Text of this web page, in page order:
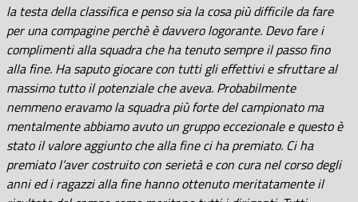
la testa della classifica e penso sia la cosa più difficile da fare
per una compagine perchè è davvero logorante. Devo fare i
complimenti alla squadra che ha tenuto sempre il passo fino
alla fine. Ha saputo giocare con tutti gli effettivi e sfruttare al
massimo tutto il potenziale che aveva. Probabilmente
nemmeno eravamo la squadra più forte del campionato ma
mentalmente abbiamo avuto un gruppo eccezionale e questo è
stato il valore aggiunto che alla fine ci ha premiato. Ci ha
premiato l’aver costruito con serietà e con cura nel corso degli
anni ed i ragazzi alla fine hanno ottenuto meritatamente il